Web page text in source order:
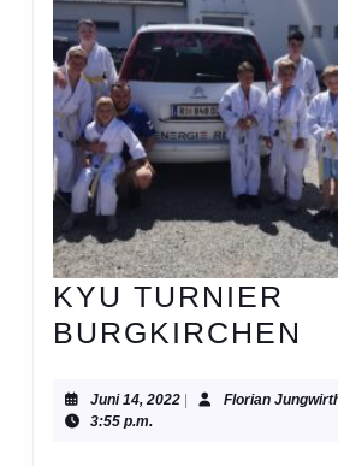
KYU TURNIER
BURGKIRCHEN
Juni 14, 2022Juni
Florian
3:55 p.m.